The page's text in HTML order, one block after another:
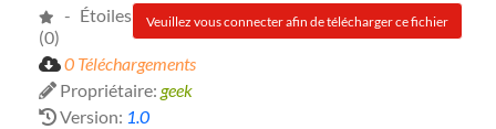
Veuillez vous connecter afin de télécharger ce fichier
- Étoiles
(0)
0 Téléchargements
Propriétaire: geek
Version: 1.0